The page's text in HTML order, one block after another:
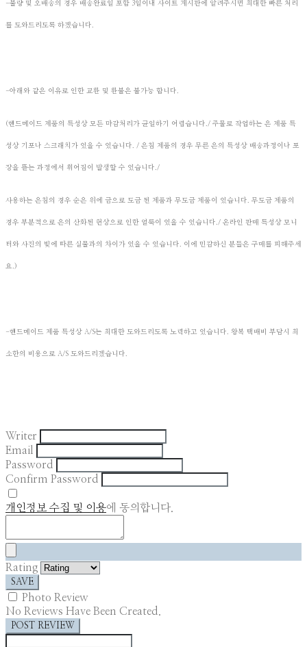
-불량 및 오배송의 경우 배송완료일 포함 3일이내 사이트 게시판에 알려주시면 최대한 빠른 처리
를 도와드리도록 하겠습니다.
-아래와 같은 이유로 인한 교환 및 환불은 불가능 합니다.
(핸드메이드 제품의 특성상 모든 마감처리가 균일하기 어렵습니다./ 주물로 작업하는 은 제품 특
성상 기포나 스크래치가 있을 수 있습니다. / 은침 제품의 경우 무른 은의 특성상 배송과정이나 포
장을 뜯는 과정에서 휘어짐이 발생할 수 있습니다./
사용하는 은침의 경우 순은 위에 금으로 도금 된 제품과 무도금 제품이 있습니다. 무도금 제품의
경우 부분적으로 은의 산화된 현상으로 인한 얼룩이 있을 수 있습니다./ 온라인 판매 특성상 모니
터와 사진의 빛에 따른 실물과의 차이가 있을 수 있습니다. 이에 민감하신 분들은 구매를 피해주세
요.)
-핸드메이드 제품 특성상 A/S는 최대한 도와드리도록 노력하고 있습니다. 왕복 택배비 부담시 최
소한의 비용으로 A/S 도와드리겠습니다. ​
Writer
Email
Password
Confirm Password
개인정보 수집 및 이용에 동의합니다.
Rating
SAVE
Photo Review
No Reviews Have Been Created.
POST REVIEW